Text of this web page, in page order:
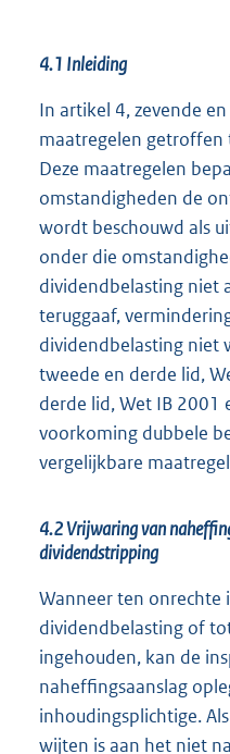
4.1 Inleiding
In artikel 4, zevende
maatregelen
Deze maatregelen
omstandigheden de
wordt beschouwd als
onder die
dividendbelasting niet
teruggaaf,
dividendbelasting niet
tweede en derde lid,
derde lid, Wet IB 2001
voorkoming dubbele
vergelijkbare
4.2 Vrijwaring van
dividendstripping
Wanneer ten onrechte
dividendbelasting of
ingehouden, kan de
naheffingsaanslag
inhoudingsplichtige.
wijten is aan het niet